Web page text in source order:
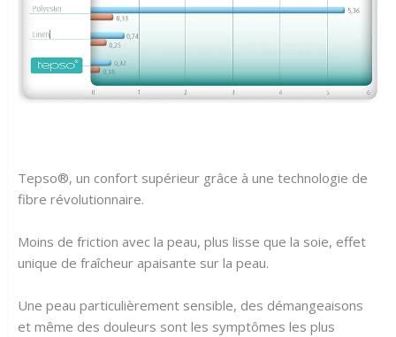
Tepso®, un confort supérieur grâce à une technologie de
fibre révolutionnaire.
Moins de friction avec la peau, plus lisse que la soie, effet
unique de fraîcheur apaisante sur la peau.
Une peau particulièrement sensible, des démangeaisons
et même des douleurs sont les symptômes les plus